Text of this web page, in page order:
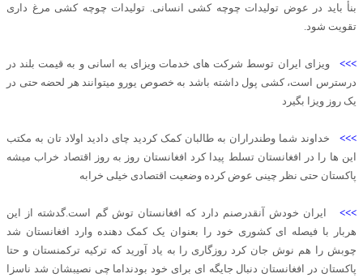
بنأ باید در عوض تولیدات چوچه کشی انسانی. تولیدات چوچه کشی مرغ داری
تقویت شود.
>>>ویزای ایران توسط شرکت های خدمات ویزای به اسانی و به قیمت بلند در
درسترس است، کشی پول داشته باشد به خصوص یورو میتوانند هر لحضه حتی در
یک روز ویزا بگیرد
>>> خداوند شما وطندراران به طالبان کمک کردید چای دادید اولاد تان به مکتب
این ها را در افغانستان تسلط پیدا کرد افغانستان روز به روز اقتصاد خراب میشه
پاکستان حتی نظر چینی عوض کرده وضعیت اقتصادی خیلی خرابه
>>> ایران خودش آنقدرصنم دارد که افغانستان توش گم است.گدشته از این
هربار با فیصله ای کشوری خود را بعنوان یک کمک دهنده وارد افغانستان شد
چوبش را هم نوش جان کرد روزگاری را به یاد آورید که ترکیه ترکمنستان و حتا
پاکستان در افغانستان دنبال جایگه ای برای خود بودنداما چی نصیبشان شد ناسزا